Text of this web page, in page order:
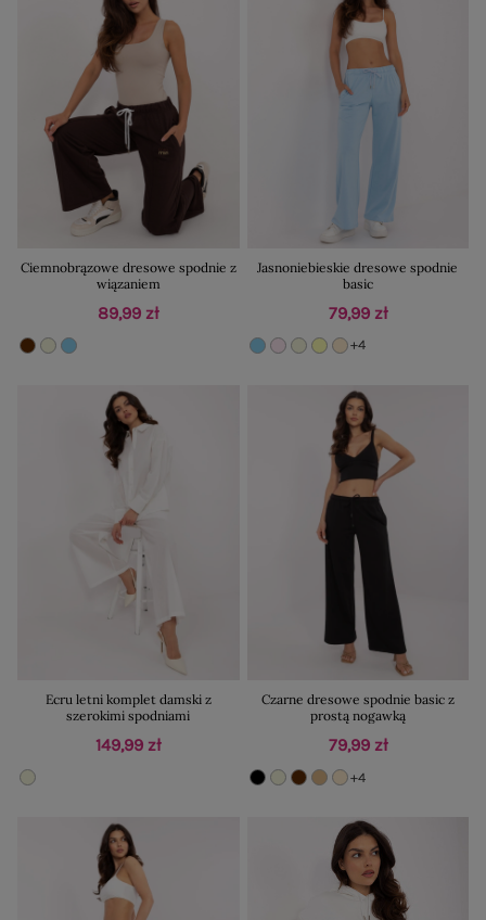
Ciemnobrązowe dresowe spodnie z
wiązaniem
89,99 zł
Jasnoniebieskie dresowe spodnie
basic
79,99 zł
+4
Ecru letni komplet damski z
szerokimi spodniami
149,99 zł
Czarne dresowe spodnie basic z
prostą nogawką
79,99 zł
+4